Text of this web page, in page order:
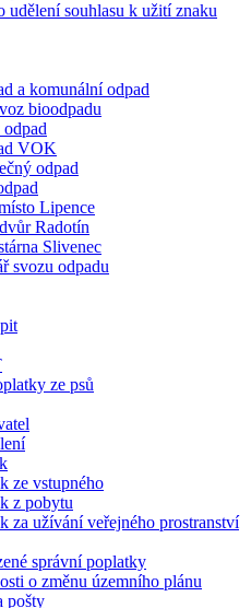
udělení souhlasu k užití znaku
a komunální odpad
bioodpadu
VOK
odpad
Lipence
Radotín
Slivenec
svozu odpadu
ze psů
ze vstupného
z pobytu
za užívání veřejného prostranství
správní poplatky
o změnu územního plánu
pošty